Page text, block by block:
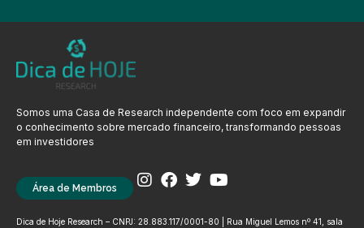
Somos uma Casa de Research independente com foco em expandir
o conhecimento sobre mercado financeiro, transformando pessoas
em investidores
Área de Membros
Dica de Hoje Research – CNPJ: 28.883.117/0001-80 | Rua Miguel Lemos nº 41, sala